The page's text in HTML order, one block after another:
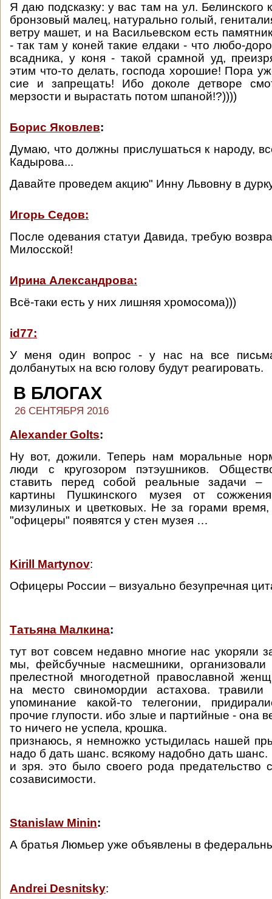
Я даю подсказку: у вас там на ул. Белинского
бронзовый малец, натурально голый,
ветру машет, и на Васильевском есть
- так там у коней такие елдаки - что любо-
всадника, у коня - такой срамной уд,
этим что-то делать, господа хорошие! Пора
сие и запрещать! Ибо доколе детворе
мерзости и вырастать потом шпаной!?))))
Борис Яковлев:
Думаю, что должны прислушаться к народу,
Кадырова...
Давайте проведем акцию" Инну Львовну в
Игорь Седов:
После одевания статуи Давида, требую
Милосской!
Ирина Александрова:
Всё-таки есть у них лишняя хромосома)))
id77:
У меня один вопрос - у нас на все
долбанутых на всю голову будут реагировать.
В БЛОГАХ
26 СЕНТЯБРЯ 2016
Alexander Golts:
Ну вот, дожили. Теперь нам моральные
люди с кругозором пэтэушников.
ставить перед собой реальные задачи –
картины Пушкинского музея от
мизулиных и цветковых. Не за горами время,
"офицеры" появятся у стен музея …
Kirill Martynov:
Офицеры России – визуально безупречная
Татьяна Малкина:
тут вот совсем недавно многие нас укоряли
мы, фейсбучные насмешники, организовали
прелестной многодетной православной
на место свиномордии астахова.
упоминание какой-то телегонии,
прочие глупости. ибо злые и партийные - она
то ничего не успела, крошка.
признаюсь, я немножко устыдилась нашей
надо б дать шанс. всякому надобно дать шанс.
и зря. это было своего рода предательство
созависимости.
Stanislaw Minin:
А братья Люмьер уже объявлены в
Andrei Desnitsky: